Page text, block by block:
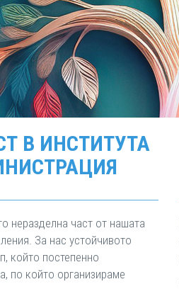
В ИНСТИТУТА
неразделна част от нашата
За нас устойчивото
който постепенно
по който организираме